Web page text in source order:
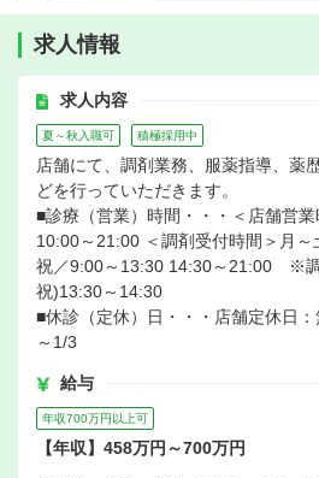
求人情報
求人内容
夏～秋入職可 積極採用中
店舗にて、調剤業務、服薬指導、薬
どを行っていただきます。
■診療（営業）時間・・・＜店舗営
10:00～21:00 ＜調剤受付時間＞月～
祝／9:00～13:30 14:30～21:00 ※調
祝)13:30～14:30
■休診（定休）日・・・店舗定休日
～1/3
給与
年収700万円以上可
【年収】458万円～700万円